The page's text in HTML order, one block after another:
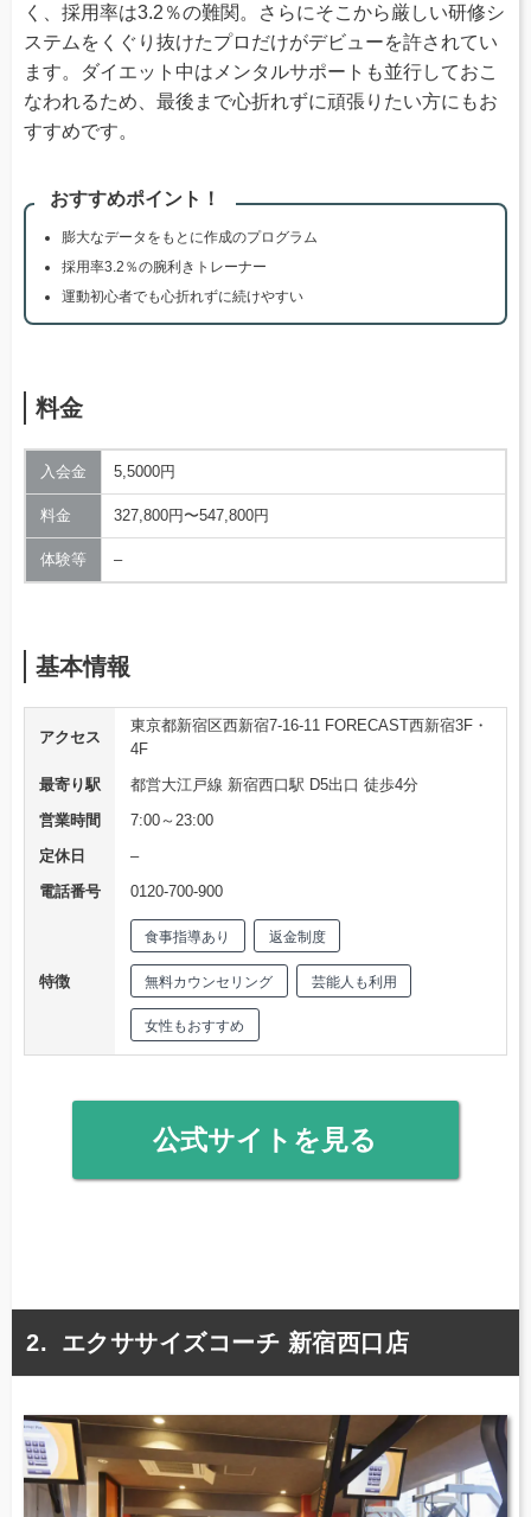
く、採用率は3.2％の難関。さらにそこから厳しい研修シ
ステムをくぐり抜けたプロだけがデビューを許されてい
ます。ダイエット中はメンタルサポートも並行しておこ
なわれるため、最後まで心折れずに頑張りたい方にもお
すすめです。
おすすめポイント！
膨大なデータをもとに作成のプログラム
採用率3.2％の腕利きトレーナー
運動初心者でも心折れずに続けやすい
料金
入会金 5,5000円
料金 327,800円〜547,800円
体験等 –
基本情報
アクセス
東京都新宿区西新宿7-16-11 FORECAST西新宿3F・
4F
最寄り駅
都営大江戸線 新宿西口駅 D5出口 徒歩4分
営業時間
7:00～23:00
定休日
–
電話番号
0120-700-900
特徴
食事指導あり 返金制度
無料カウンセリング 芸能人も利用
女性もおすすめ
公式サイトを見る
エクササイズコーチ 新宿西口店